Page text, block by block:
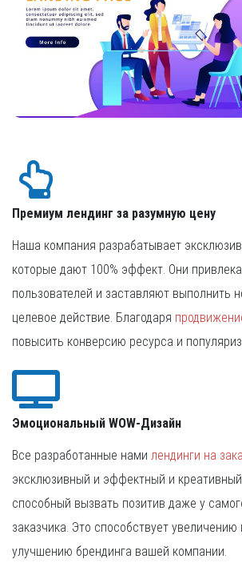
Премиум лендинг за разумную цену
Наша компания разрабатывает
которые дают 100% эффект. Они
пользователей и заставляют выполнить
целевое действие. Благодаря
повысить конверсию ресурса и
Эмоциональный WOW-Дизайн
Все разработанные нами лендинги на
эксклюзивный и эффектный и
способный вызвать позитив даже у
заказчика. Это способствует
улучшению брендинга вашей компании.